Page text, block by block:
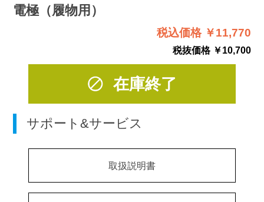
電極（履物用）
税込価格 ￥11,770
税抜価格 ￥10,700
在庫終了
サポート&サービス
取扱説明書